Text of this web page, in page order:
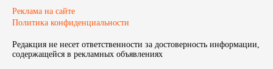
Реклама на сайте
Политика конфиденциальности
Редакция не несет ответственности за достоверность информации,
содержащейся в рекламных объявленияx